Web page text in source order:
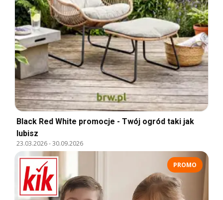
Black Red White promocje - Twój ogród taki jak
lubisz
23.03.2026-30.09.2026
PROMO